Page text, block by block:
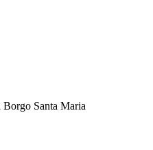
Santa Maria